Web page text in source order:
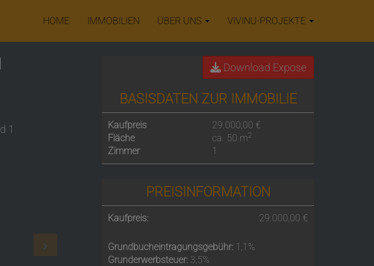
HOME IMMOBILIEN ÜBER UNS VIVINU-PROJEKTE
Download Expose
BASISDATEN ZUR IMMOBILIE
Kaufpreis
29.000,00 €
Fläche
ca. 50 m2
Zimmer 1
PREISINFORMATION
Kaufpreis: 29.000,00 €
Grundbucheintragungsgebühr: 1,1%
Grunderwerbsteuer: 3,5%